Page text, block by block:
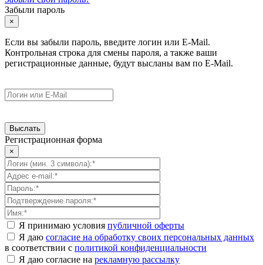
Забыли пароль
×
Если вы забыли пароль, введите логин или E-Mail.
Контрольная строка для смены пароля, а также ваши
регистрационные данные, будут высланы вам по E-Mail.
Регистрационная форма
×
Я принимаю условия публичной оферты
Я даю согласие на обработку своих персональных данных
в соответствии с политикой конфиденциальности
Я даю согласие на рекламную рассылку